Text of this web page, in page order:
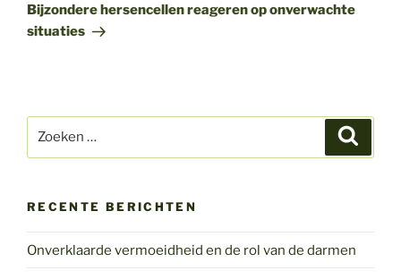
bericht
Bijzondere hersencellen reageren op onverwachte
situaties
naar:
RECENTE BERICHTEN
Onverklaarde vermoeidheid en de rol van de darmen